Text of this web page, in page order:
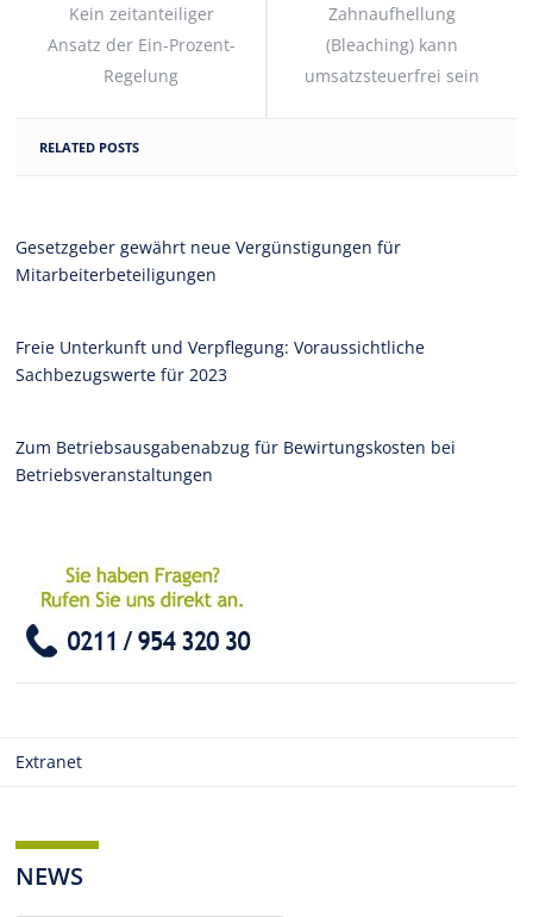
Kein zeitanteiliger
Ansatz der Ein-Prozent-
Regelung
Zahnaufhellung
(Bleaching) kann
umsatzsteuerfrei sein
RELATED POSTS
Gesetzgeber gewährt neue Vergünstigungen für
Mitarbeiterbeteiligungen
Freie Unterkunft und Verpflegung: Voraussichtliche
Sachbezugswerte für 2023
Zum Betriebsausgabenabzug für Bewirtungskosten bei
Betriebsveranstaltungen
Extranet
NEWS